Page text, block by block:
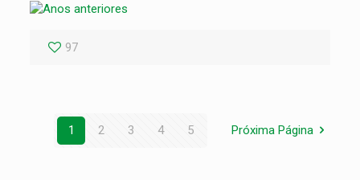
97
1 2 3 4 5 Próxima Página